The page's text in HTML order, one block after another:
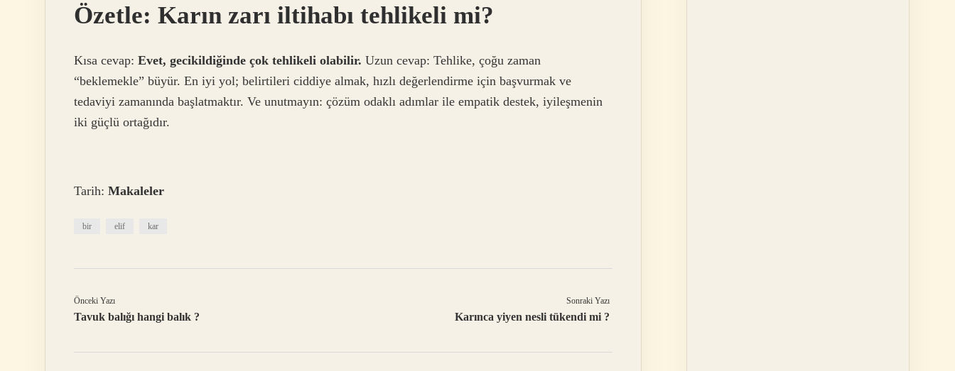
Özetle: Karın zarı iltihabı tehlikeli mi?
Kısa cevap: Evet, gecikildiğinde çok tehlikeli olabilir. Uzun cevap: Tehlike, çoğu zaman
“beklemekle” büyür. En iyi yol; belirtileri ciddiye almak, hızlı değerlendirme için başvurmak ve
tedaviyi zamanında başlatmaktır. Ve unutmayın: çözüm odaklı adımlar ile empatik destek, iyileşmenin
iki güçlü ortağıdır.
Tarih: Makaleler
bir elif kar
Önceki Yazı
Tavuk balığı hangi balık ?
Sonraki Yazı
Karınca yiyen nesli tükendi mi ?